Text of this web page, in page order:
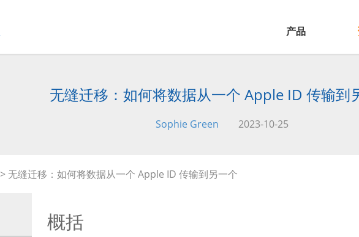
产品
无缝迁移：如何将数据从一个 Apple ID 传输到
Sophie Green 2023-10-25
> 无缝迁移：如何将数据从一个 Apple ID 传输到另一个
概括